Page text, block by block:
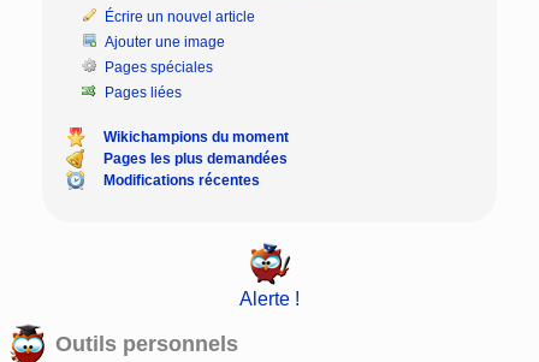
Écrire un nouvel article
Ajouter une image
Pages spéciales
Pages liées
Wikichampions du moment
Pages les plus demandées
Modifications récentes
Alerte !
Outils personnels